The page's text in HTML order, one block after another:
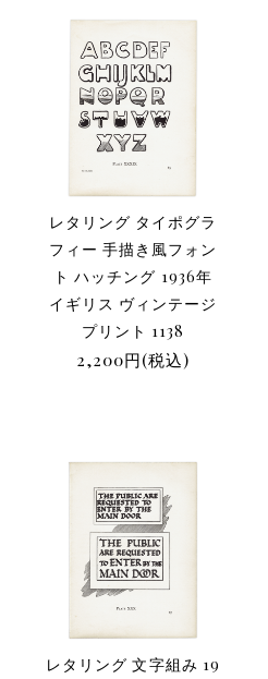
レタリング タイポグラ
フィー 手描き風フォン
ト ハッチング 1936年
イギリス ヴィンテージ
プリント 1138
2,200円(税込)
レタリング 文字組み 19